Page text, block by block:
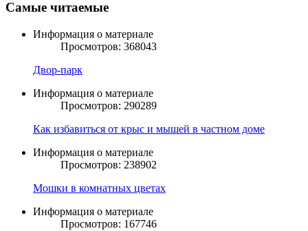
Самые читаемые
Информация о материале
Просмотров: 368043
Двор-парк
Информация о материале
Просмотров: 290289
Как избавиться от крыс и мышей в частном доме
Информация о материале
Просмотров: 238902
Мошки в комнатных цветах
Информация о материале
Просмотров: 167746